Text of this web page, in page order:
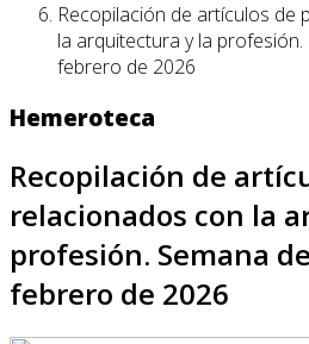
Recopilación de artículos de
la arquitectura y la profesión.
febrero de 2026
Hemeroteca
Recopilación de
relacionados con la
profesión. Semana
febrero de 2026